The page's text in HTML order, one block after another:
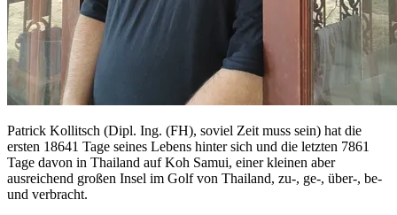
Patrick Kollitsch (Dipl. Ing. (FH), soviel Zeit muss sein) hat die
ersten 18641 Tage seines Lebens hinter sich und die letzten 7861
Tage davon in Thailand auf Koh Samui, einer kleinen aber
ausreichend großen Insel im Golf von Thailand, zu-, ge-, über-, be-
und verbracht.